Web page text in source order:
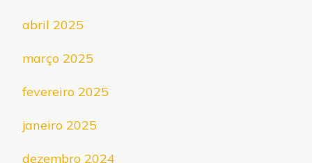
abril 2025
março 2025
fevereiro 2025
janeiro 2025
dezembro 2024